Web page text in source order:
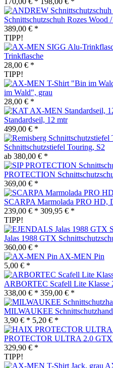
Schnittschutzschuh Rozes Wood
389,00 € *
TIPP!
Trinkflasche
28,00 € *
TIPP!
im Wald", grau
28,00 € *
Standardseil, 12 mtr
499,00 € *
Schnittschutzstiefel Touring, S2
ab 380,00 € *
PROTECTION
369,00 € *
SCARPA Marmolada PRO HD,
239,00 € * 309,95 € *
TIPP!
Jalas 1988 GTX
360,00 € *
AX-MEN Pin
5,00 € *
ARBORTEC Scafell Lite Klasse
338,00 € * 359,00 € *
MILWAUKEE
3,90 € * 5,20 € *
PROTECTOR ULTRA 2.0 GTX
329,90 € *
TIPP!